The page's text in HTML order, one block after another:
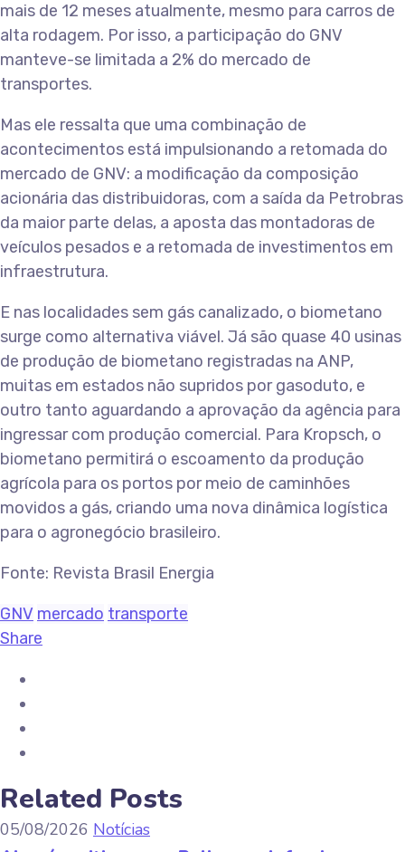
mais de 12 meses atualmente, mesmo para carros de
alta rodagem. Por isso, a participação do GNV
manteve-se limitada a 2% do mercado de
transportes.
Mas ele ressalta que uma combinação de
acontecimentos está impulsionando a retomada do
mercado de GNV: a modificação da composição
acionária das distribuidoras, com a saída da Petrobras
da maior parte delas, a aposta das montadoras de
veículos pesados e a retomada de investimentos em
infraestrutura.
E nas localidades sem gás canalizado, o biometano
surge como alternativa viável. Já são quase 40 usinas
de produção de biometano registradas na ANP,
muitas em estados não supridos por gasoduto, e
outro tanto aguardando a aprovação da agência para
ingressar com produção comercial. Para Kropsch, o
biometano permitirá o escoamento da produção
agrícola para os portos por meio de caminhões
movidos a gás, criando uma nova dinâmica logística
para o agronegócio brasileiro.
Fonte: Revista Brasil Energia
GNV mercado transporte
Share
Related Posts
05/08/2026 Notícias